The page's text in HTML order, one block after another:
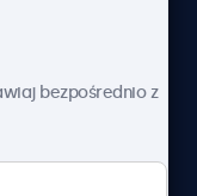
bezpośrednio z